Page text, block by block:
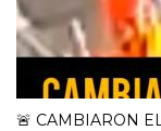
🚨 CAMBIARON